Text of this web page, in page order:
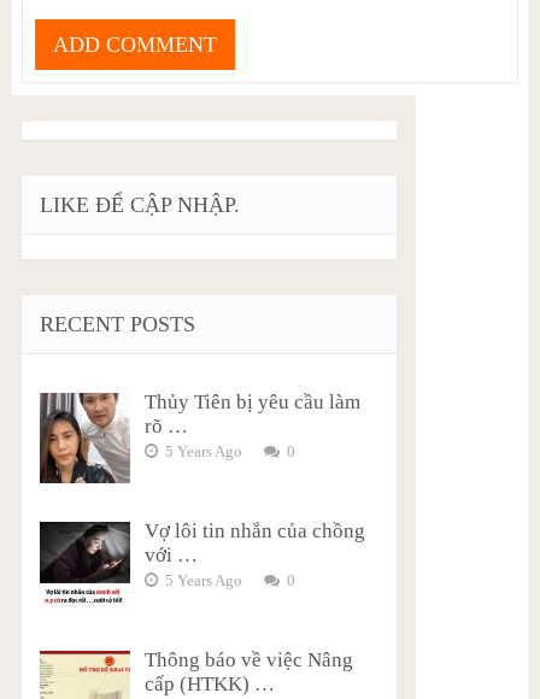
LIKE ĐỂ CẬP NHẬP.
RECENT POSTS
Thủy Tiên bị yêu cầu làm
rõ …
5 Years Ago 0
Vợ lôi tin nhắn của chồng
với …
5 Years Ago 0
Thông báo về việc Nâng
cấp (HTKK) …